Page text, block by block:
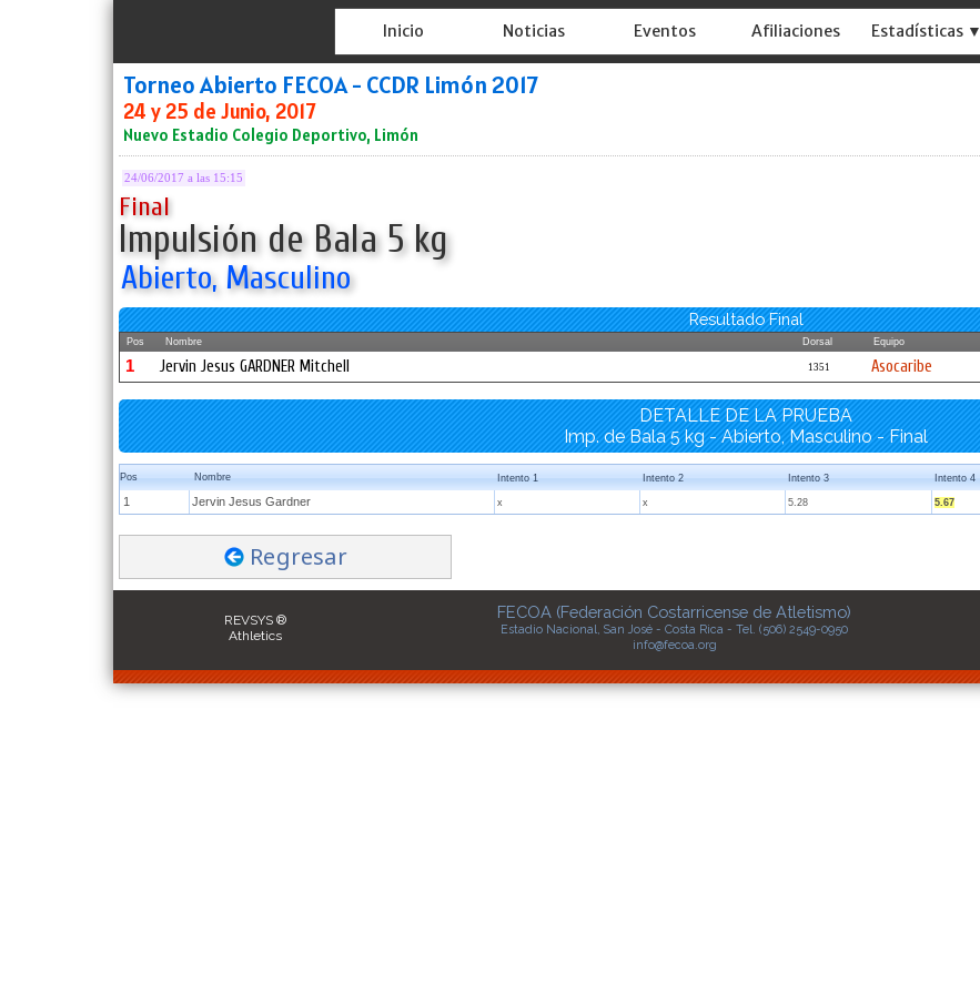
Inicio Noticias Eventos Afiliaciones Estadísticas ▼
Torneo Abierto FECOA - CCDR Limón 2017
24 y 25 de Junio, 2017
Nuevo Estadio Colegio Deportivo, Limón
24/06/2017 a las 15:15
Final
Impulsión de Bala 5 kg
Abierto, Masculino
Resultado Final
Pos Nombre Dorsal Equipo
1 Jervin Jesus GARDNER Mitchell 1351 Asocaribe
DETALLE DE LA PRUEBA
Imp. de Bala 5 kg - Abierto, Masculino - Final
Pos Nombre Intento 1 Intento 2 Intento 3 Intento 4
1 Jervin Jesus Gardner x x 5.28 5.67
Regresar
REVSYS ®
Athletics
FECOA (Federación Costarricense de Atletismo)
Estadio Nacional, San José - Costa Rica - Tel. (506) 2549-0950
info@fecoa.org